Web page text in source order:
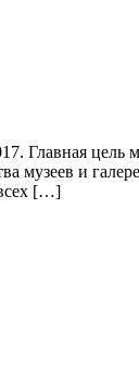
Главная
музеев и
[…]